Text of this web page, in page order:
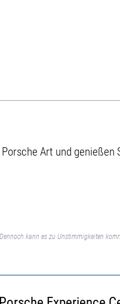
Art und
kann es zu Unstimmigkeiten